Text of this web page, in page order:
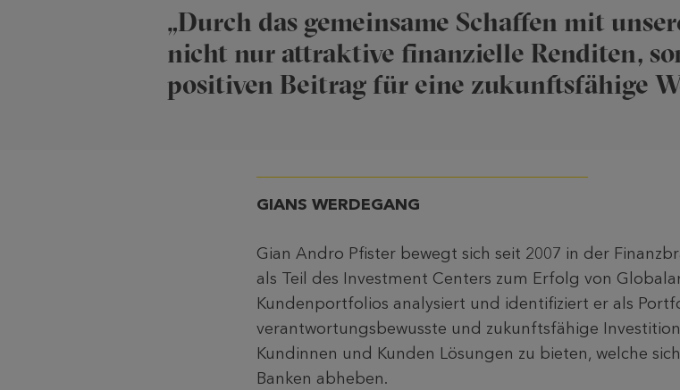
„Durch das gemeinsame Schaffen mit
nicht nur attraktive finanzielle Renditen,
positiven Beitrag für eine zukunftsfähige
GIANS WERDEGANG
Gian Andro Pfister bewegt sich seit 2007 in der
als Teil des Investment Centers zum Erfolg von
Kundenportfolios analysiert und identifiziert er als
verantwortungsbewusste und zukunftsfähige
Kundinnen und Kunden Lösungen zu bieten, welche
Banken abheben.